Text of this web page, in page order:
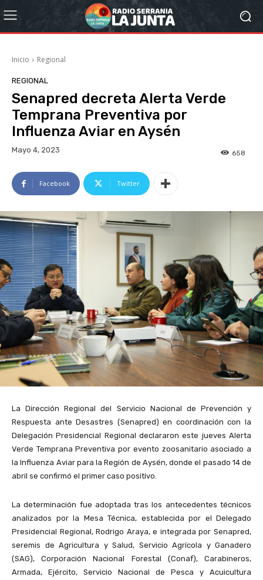
Inicio Regional
REGIONAL
Senapred decreta Alerta Verde
Temprana Preventiva por
Influenza Aviar en Aysén
Mayo 4, 2023 658
Facebook Twitter
La Dirección Regional del Servicio Nacional de Prevención y
Respuesta ante Desastres (Senapred) en coordinación con la
Delegación Presidencial Regional declararon este jueves Alerta
Verde Temprana Preventiva por evento zoosanitario asociado a
la Influenza Aviar para la Región de Aysén, donde el pasado 14 de
abril se confirmó el primer caso positivo.
La determinación fue adoptada tras los antecedentes técnicos
analizados por la Mesa Técnica, establecida por el Delegado
Presidencial Regional, Rodrigo Araya, e integrada por Senapred,
seremis de Agricultura y Salud, Servicio Agrícola y Ganadero
(SAG), Corporación Nacional Forestal (Conaf), Carabineros,
Armada, Ejército, Servicio Nacional de Pesca y Acuicultura